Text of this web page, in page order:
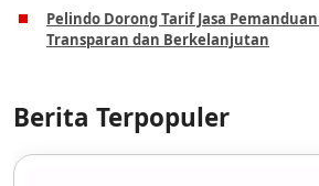
Pelindo Dorong Tarif Jasa
Transparan dan Berkelanjutan
Berita Terpopuler